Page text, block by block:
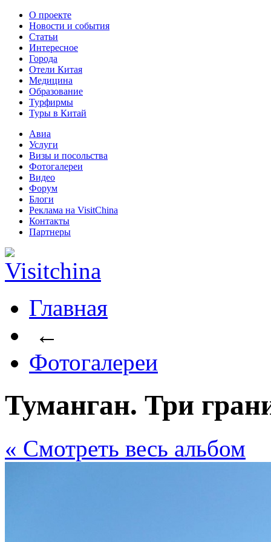
О проекте
Новости и события
Статьи
Интересное
Города
Отели Китая
Медицина
Образование
Турфирмы
Туры в Китай
Авиа
Услуги
Визы и посольства
Фотогалереи
Видео
Форум
Блоги
Реклама на VisitChina
Контакты
Партнеры
Главная
←
Фотогалереи
Туманган. Три
« Cмотреть весь альбом